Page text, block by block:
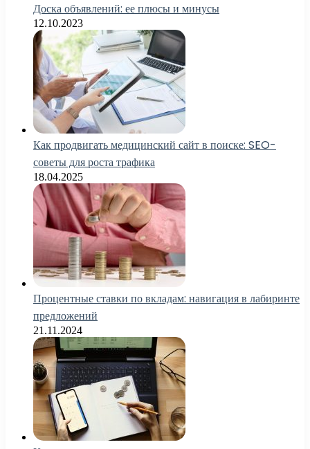
Доска объявлений: ее плюсы и минусы
12.10.2023
Как продвигать медицинский сайт в поиске: SEO-
советы для роста трафика
18.04.2025
Процентные ставки по вкладам: навигация в лабиринте
предложений
21.11.2024